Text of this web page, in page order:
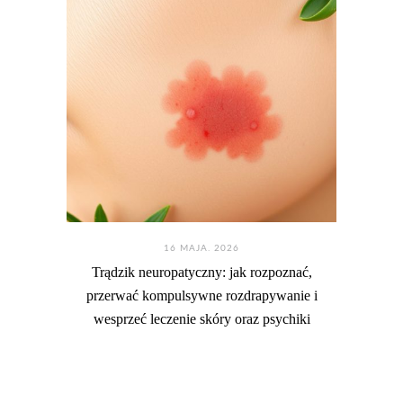
16 MAJA. 2026
Trądzik neuropatyczny: jak rozpoznać,
przerwać kompulsywne rozdrapywanie i
wesprzeć leczenie skóry oraz psychiki